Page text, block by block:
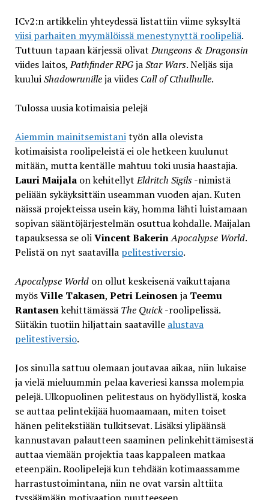
ICv2:n artikkelin yhteydessä listattiin viime syksyltä
viisi parhaiten myymälöissä menestynyttä roolipeliä.
Tuttuun tapaan kärjessä olivatDungeons & Dragonsin
viides laitos,Pathfinder RPGjaStar Wars. Neljäs sija
kuuluiShadowrunilleja viides Call of Cthulhulle.
Tulossa uusia kotimaisia pelejä
Aiemmin mainitsemistanityön alla olevista
kotimaisista roolipeleistä ei ole hetkeen kuulunut
mitään, mutta kentälle mahtuu toki uusia haastajia.
Lauri Maijalaon kehitellytEldritch Sigils-nimistä
peliään sykäyksittäin useamman vuoden ajan. Kuten
näissä projekteissa usein käy, homma lähti luistamaan
sopivan sääntöjärjestelmän osuttua kohdalle. Maijalan
tapauksessa se oliVincent BakerinApocalypse World.
Pelistä on nyt saatavilla pelitestiversio.
Apocalypse Worldon ollut keskeisenä vaikuttajana
myösVille Takasen, Petri Leinosenja Teemu
Rantasenkehittämässä The Quick-roolipelissä.
Siitäkin tuotiin hiljattain saataville alustava
pelitestiversio.
Jos sinulla sattuu olemaan joutavaa aikaa, niin lukaise
ja vielä mieluummin pelaa kaveriesi kanssa molempia
pelejä. Ulkopuolinen pelitestaus on hyödyllistä, koska
se auttaa pelintekijää huomaamaan, miten toiset
hänen pelitekstiään tulkitsevat. Lisäksi ylipäänsä
kannustavan palautteen saaminen pelinkehittämisestä
auttaa viemään projektia taas kappaleen matkaa
eteenpäin. Roolipelejä kun tehdään kotimaassamme
harrastustoimintana, niin ne ovat varsin alttiita